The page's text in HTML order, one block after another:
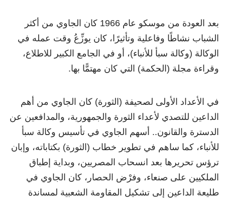
بعد العودة من موسكو عام 1966 كان الجاوي من أكثر
الشباب نشاطًا وفاعلية وتأثيرًا، كان يوزِّعُ وقت عمله في
الوكالة (وكالة سبأ للأنباء)، أو في الجامع الكبير للاطلاع،
وقراءة مجلة (الحكمة) التي كان مهتمًّا بها.
في الأعداد الأولى لصحيفة (الثورة) كان الجاوي من أهم
الداعين للتصدي لأعداء الثورة والجمهورية، والمدافعين عن
الدسترة والقانون.. أسهم الجاوي في تأسيس وكالة سبأ
للأنباء، كما ساهم في تطوير خطاب (الثورة) بكتاباته، وإبان
ترؤس تحريرها بعد انسحاب المصريين، وبداية إطباق
الملكيين على صنعاء، وفرْض الحصار، كان الجاوي في
طليعة الداعين إلى تشكيل المقاومة الشعبية لمساندة